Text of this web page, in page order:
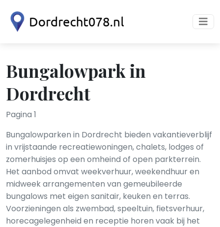
Bungalowpark in
Dordrecht
Pagina 1
Bungalowparken in Dordrecht bieden vakantieverblijf
in vrijstaande recreatiewoningen, chalets, lodges of
zomerhuisjes op een omheind of open parkterrein.
Het aanbod omvat weekverhuur, weekendhuur en
midweek arrangementen van gemeubileerde
bungalows met eigen sanitair, keuken en terras.
Voorzieningen als zwembad, speeltuin, fietsverhuur,
horecagelegenheid en receptie horen vaak bij het